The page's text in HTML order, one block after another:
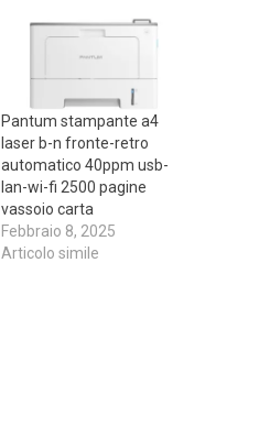
Pantum stampante a4
laser b-n fronte-retro
automatico 40ppm usb-
lan-wi-fi 2500 pagine
vassoio carta
Febbraio 8, 2025
Articolo simile